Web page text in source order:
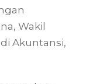
Wakil
Akuntansi,